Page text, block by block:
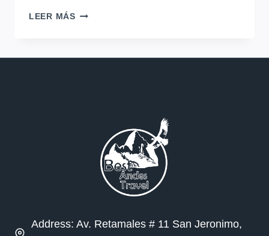
LEER MÁSCOMIDA
Address: Av. Retamales # 11 San Jeronimo,